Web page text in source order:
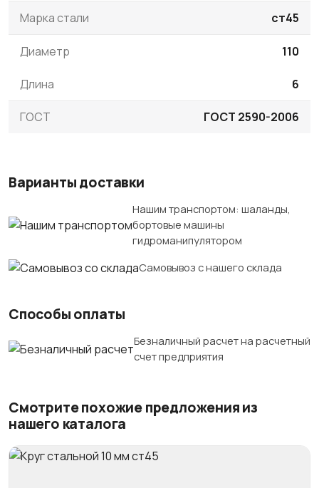
Марка стали ст45
Диаметр 110
Длина 6
ГОСТ ГОСТ 2590-2006
Варианты доставки
Нашим транспортом: шаланды,
бортовые машины
гидроманипулятором
Самовывоз с нашего склада
Способы оплаты
Безналичный расчет на расчетный
счет предприятия
Смотрите похожие предложения из
нашего каталога